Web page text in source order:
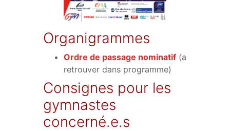
Organigrammes
Ordre de passage nominatif (a
retrouver dans programme)
Consignes pour les
gymnastes
concerné.e.s